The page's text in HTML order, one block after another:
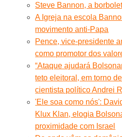
Steve Bannon, a
A Igreja na escola
movimento anti-Papa
Pence, vice-presidente
como promotor dos
“Ataque ajudará
teto eleitoral, em torno
cientista político Andrei
'Ele soa como nós':
Klux Klan, elogia
proximidade com Israel